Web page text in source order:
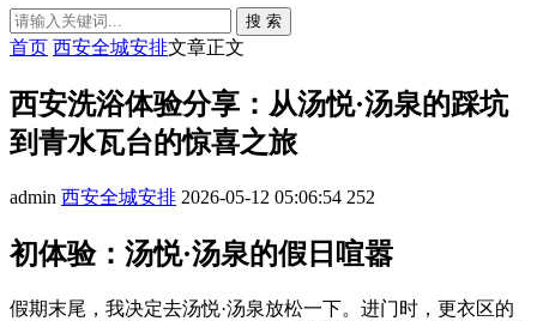
搜 索
首页 西安全城安排文章正文
西安洗浴体验分享：从汤悦·汤泉的踩坑
到青水瓦台的惊喜之旅
admin 西安全城安排 2026-05-12 05:06:54 252
初体验：汤悦·汤泉的假日喧嚣
假期末尾，我决定去汤悦·汤泉放松一下。进门时，更衣区的